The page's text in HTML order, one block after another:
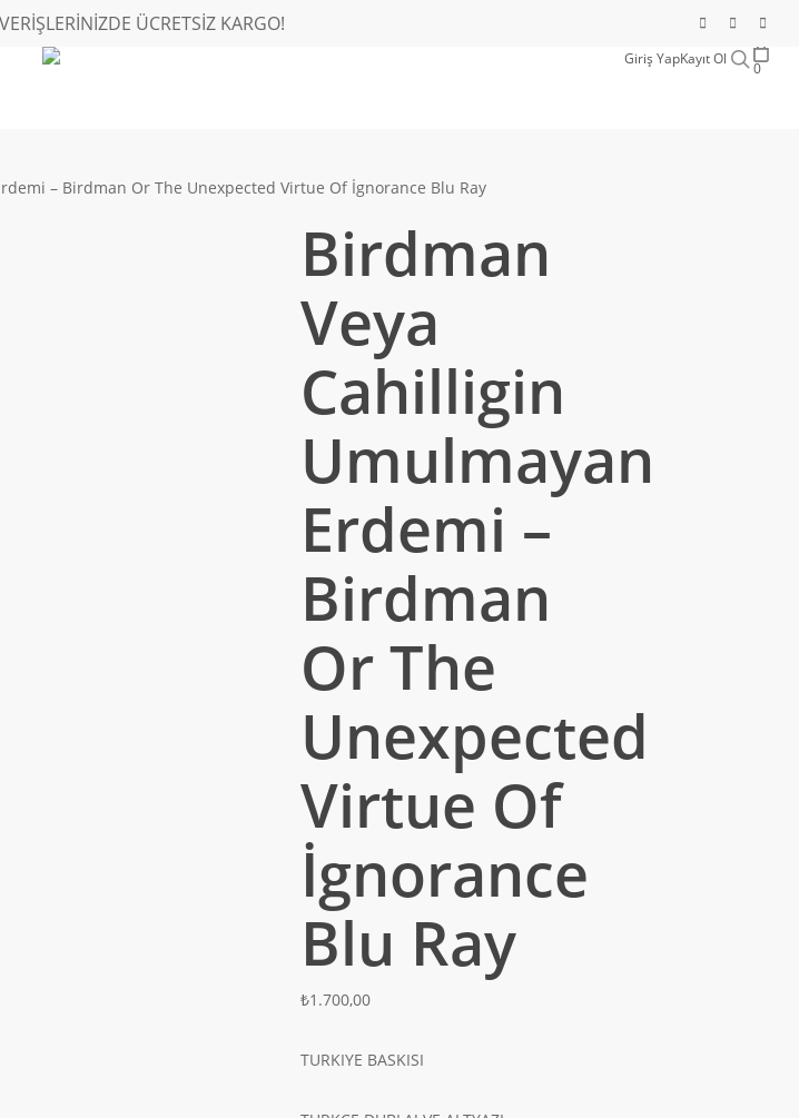
ÜCRETSİZ KARGO!
Giriş YapKayıt Ol
0
– Birdman Or The Unexpected Virtue Of İgnorance Blu Ray
Birdman
Veya
Cahilligin
Umulmayan
Erdemi –
Birdman
Or The
Unexpected
Virtue Of
İgnorance
Blu Ray
₺1.700,00
TURKIYE BASKISI